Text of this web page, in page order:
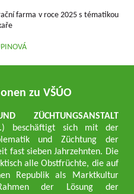
farma v roce 2025 s tématikou
zu VŠÚO
ZÜCHTUNGSANSTALT
beschäftigt sich mit der
und Züchtung der
fast sieben Jahrzehnten. Die
alle Obstfrüchte, die auf
Republik als Marktkultur
der Lösung der